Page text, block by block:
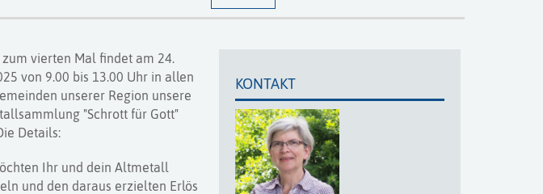
zum vierten Mal findet am 24.
von 9.00 bis 13.00 Uhr in allen
unserer Region unsere
"Schrott für Gott"
Details:
Ihr und dein Altmetall
und den daraus erzielten Erlös
KONTAKT